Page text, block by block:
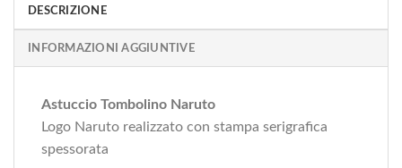
DESCRIZIONE
INFORMAZIONI AGGIUNTIVE
Astuccio Tombolino Naruto
Logo Naruto realizzato con stampa serigrafica
spessorata